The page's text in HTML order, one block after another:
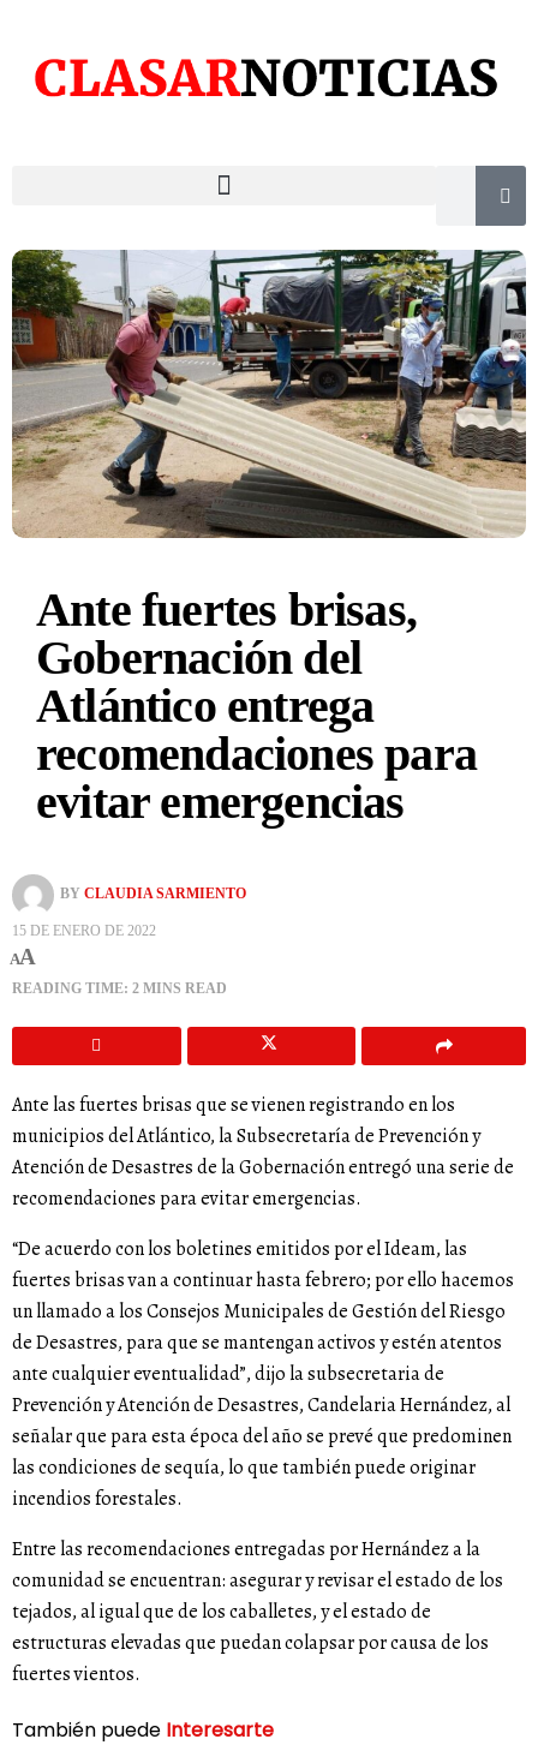
Ante fuertes brisas,
Gobernación del
Atlántico entrega
recomendaciones para
evitar emergencias
BY CLAUDIA SARMIENTO
15 DE ENERO DE 2022
AA
READING TIME: 2 MINS READ
Ante las fuertes brisas que se vienen registrando en los
municipios del Atlántico, la Subsecretaría de Prevención y
Atención de Desastres de la Gobernación entregó una serie de
recomendaciones para evitar emergencias.
“De acuerdo con los boletines emitidos por el Ideam, las
fuertes brisas van a continuar hasta febrero; por ello hacemos
un llamado a los Consejos Municipales de Gestión del Riesgo
de Desastres, para que se mantengan activos y estén atentos
ante cualquier eventualidad”, dijo la subsecretaria de
Prevención y Atención de Desastres, Candelaria Hernández, al
señalar que para esta época del año se prevé que predominen
las condiciones de sequía, lo que también puede originar
incendios forestales.
Entre las recomendaciones entregadas por Hernández a la
comunidad se encuentran: asegurar y revisar el estado de los
tejados, al igual que de los caballetes, y el estado de
estructuras elevadas que puedan colapsar por causa de los
fuertes vientos.
También puede Interesarte